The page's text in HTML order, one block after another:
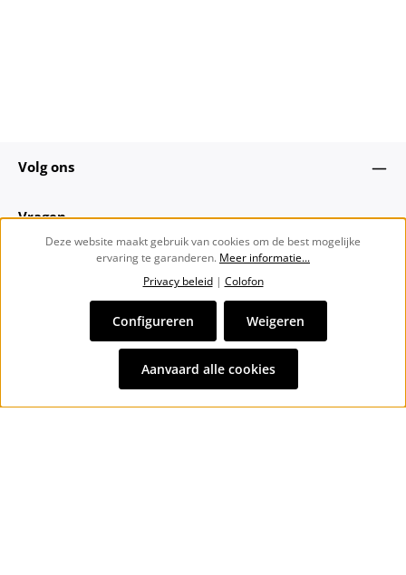
Volg ons
Vragen
Alle prijzen incl. btw plusverzendkosten
bezorgkosten, indien niet anders vermeld.
Deze website maakt gebruik van cookies om de best mogelijke
ervaring te garanderen. Meer informatie...
Privacy beleid| Colofon
Weigeren
Configureren
Aanvaard alle cookies